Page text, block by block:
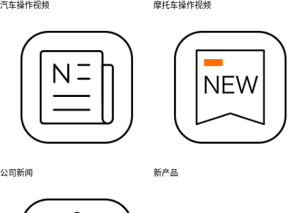
汽车操作视频 摩托车操作视频
公司新闻 新产品